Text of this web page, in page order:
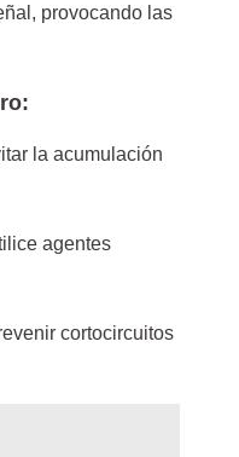
provocando las
la acumulación
agentes
cortocircuitos